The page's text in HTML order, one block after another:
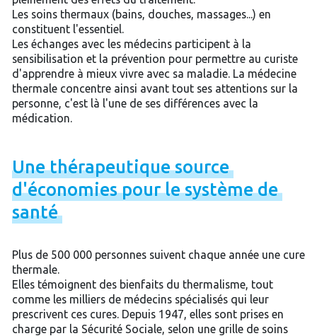
Les soins thermaux (bains, douches, massages...) en
constituent l'essentiel.
Les échanges avec les médecins participent à la
sensibilisation et la prévention pour permettre au curiste
d'apprendre à mieux vivre avec sa maladie. La médecine
thermale concentre ainsi avant tout ses attentions sur la
personne, c'est là l'une de ses différences avec la
médication.
Unethérapeutiquesource
d'économiespourlesystèmede
santé
Plus de 500 000 personnes suivent chaque année une cure
thermale.
Elles témoignent des bienfaits du thermalisme, tout
comme les milliers de médecins spécialisés qui leur
prescrivent ces cures. Depuis 1947, elles sont prises en
charge par la Sécurité Sociale, selon une grille de soins